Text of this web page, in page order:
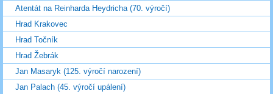
Atentát na Reinharda Heydricha (70. výročí)
Hrad Krakovec
Hrad Točník
Hrad Žebrák
Jan Masaryk (125. výročí narození)
Jan Palach (45. výročí upálení)